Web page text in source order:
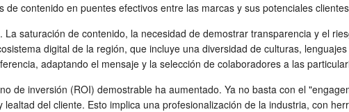
contenido en puentes efectivos entre las marcas y sus potenciales
saturación de contenido, la necesidad de demostrar transparencia y el
digital de la región, que incluye una diversidad de culturas,
adaptando el mensaje y la selección de colaboradores a las
de inversión (ROI) demostrable ha aumentado. Ya no basta con el
del cliente. Esto implica una profesionalización de la industria, con